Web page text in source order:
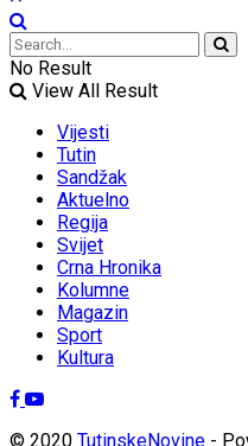
No Result
View All Result
Vijesti
Tutin
Sandžak
Aktuelno
Regija
Svijet
Crna Hronika
Kolumne
Magazin
Sport
Kultura
© 2020 TutinskeNovine -